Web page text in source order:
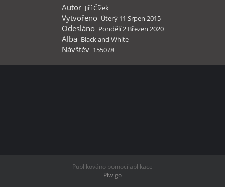
Autor Jiří Čížek
Vytvořeno Úterý 11 Srpen 2015
Odesláno Pondělí 2 Březen 2020
Alba Black and White
Návštěv 155078
Publikováno pomocí aplikace
Piwigo